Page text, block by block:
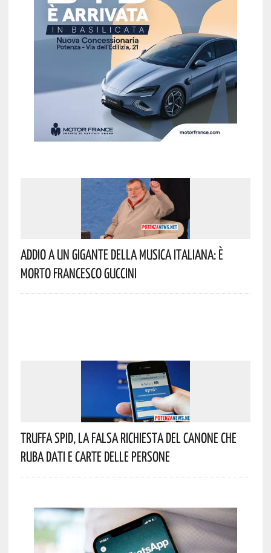
Addio A Un Gigante Della Musica Italiana: È
Morto Francesco Guccini
Truffa Spid, La Falsa Richiesta Del Canone Che
Ruba Dati E Carte Delle Persone